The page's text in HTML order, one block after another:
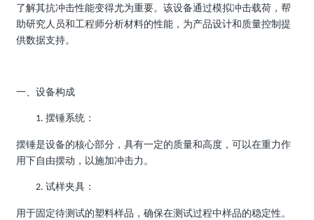
了解其抗冲击性能变得尤为重要。该设备通过模拟冲击载荷，帮
助研究人员和工程师分析材料的性能，为产品设计和质量控制提
供数据支持。
一、设备构成
1.摆锤系统：
摆锤是设备的核心部分，具有一定的质量和高度，可以在重力作
用下自由摆动，以施加冲击力。
2.试样夹具：
用于固定待测试的塑料样品，确保在测试过程中样品的稳定性。